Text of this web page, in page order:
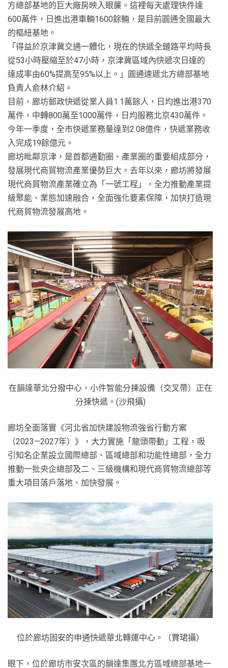
方總部基地的巨大廠房映入眼簾。這裡每天處理快件達
600萬件，日進出港車輛1600餘輛，是目前圓通全國最大
的樞紐基地。
「得益於京津冀交通一體化，現在的快遞全鏈路平均時長
從53小時壓縮至於47小時，京津冀區域內快遞次日達的
達成率由60%提高至95%以上。」圓通速遞北方總部基地
負責人俞林介紹。
目前，廊坊郵政快遞從業人員1.1萬餘人，日均進出港370
萬件，中轉800萬至1000萬件，日均服務北京430萬件。
今年一季度，全市快遞業務量達到2.08億件，快遞業務收
入完成19餘億元。
廊坊毗鄰京津，是首都通勤圈、產業圈的重要組成部分，
發展現代商貿物流產業優勢巨大。去年以來，廊坊將發展
現代商貿物流產業確立為「一號工程」，全力推動產業提
級聚能、業態加速融合，全面強化要素保障，加快打造現
代商貿物流發展高地。
在韻達華北分撥中心，小件智能分揀設備（交叉帶）正在
分揀快遞。(沙飛攝)
廊坊全面落實《河北省加快建設物流強省行動方案
（2023—2027年）》，大力實施「龍頭帶動」工程，吸
引知名企業設立國際總部、區域總部和功能性總部，全力
推動一批央企總部及二、三級機構和現代商貿物流總部等
重大項目落戶落地、加快發展。
位於廊坊固安的申通快遞華北轉運中心。（賈珺攝）
眼下，位於廊坊市安次區的韻達集團北方區域總部基地一